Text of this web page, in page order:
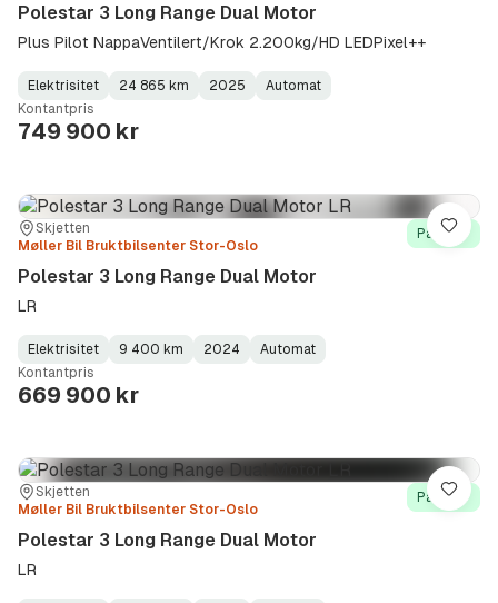
Polestar 3 Long Range Dual Motor
Plus Pilot NappaVentilert/Krok 2.200kg/HD LEDPixel++
Fuel
Type:
Elektrisitet
Kilometerstand:
24 865 km
Model
Year:
2025
Gearbox
Type:
Automat
Kontantpris
749 900 kr
Sted:
Skjetten
Forhandler:
Møller Bil Bruktbilsenter Stor-Oslo
På lager
Polestar 3 Long Range Dual Motor
LR
Fuel
Type:
Elektrisitet
Kilometerstand:
9 400 km
Model
Year:
2024
Gearbox
Type:
Automat
Kontantpris
669 900 kr
Lagre
Sted:
Skjetten
Forhandler:
Møller Bil Bruktbilsenter Stor-Oslo
På lager
Polestar 3 Long Range Dual Motor
LR
Lagre